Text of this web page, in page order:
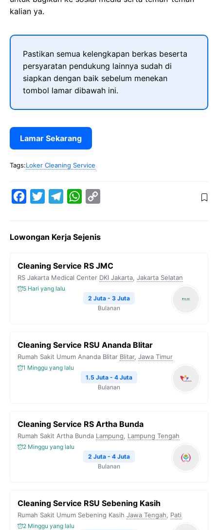
kalian ya.
Pastikan semua kelengkapan berkas beserta
persyaratan pendukung lainnya sudah di
siapkan dengan baik sebelum menekan
tombol lamar dibawah ini.
Lamar Sekarang
Tags:Loker Cleaning Service
e
o
o
t
e
e
r
W
t
A
y
i
n
k
Lowongan Kerja Sejenis
Cleaning Service RS JMC
RS Jakarta Medical Center DKI Jakarta, Jakarta Selatan
5 Hari yang lalu
2 Juta - 3 Juta
Bulanan
Cleaning Service RSU Ananda Blitar
Rumah Sakit Umum Ananda Blitar Blitar, Jawa Timur
1 Minggu yang lalu
1.5 Juta - 4 Juta
Bulanan
Cleaning Service RS Artha Bunda
Rumah Sakit Artha Bunda Lampung, Lampung Tengah
2 Minggu yang lalu
2 Juta - 4 Juta
Bulanan
Cleaning Service RSU Sebening Kasih
Rumah Sakit Umum Sebening Kasih Jawa Tengah, Pati
2 Minggu yang lalu